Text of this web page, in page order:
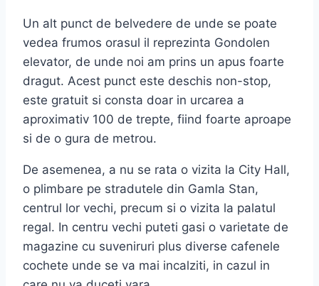
Un alt punct de belvedere de unde se poate
vedea frumos orasul il reprezinta Gondolen
elevator, de unde noi am prins un apus foarte
dragut. Acest punct este deschis non-stop,
este gratuit si consta doar in urcarea a
aproximativ 100 de trepte, fiind foarte aproape
si de o gura de metrou.
De asemenea, a nu se rata o vizita la City Hall,
o plimbare pe stradutele din Gamla Stan,
centrul lor vechi, precum si o vizita la palatul
regal. In centru vechi puteti gasi o varietate de
magazine cu suveniruri plus diverse cafenele
cochete unde se va mai incalziti, in cazul in